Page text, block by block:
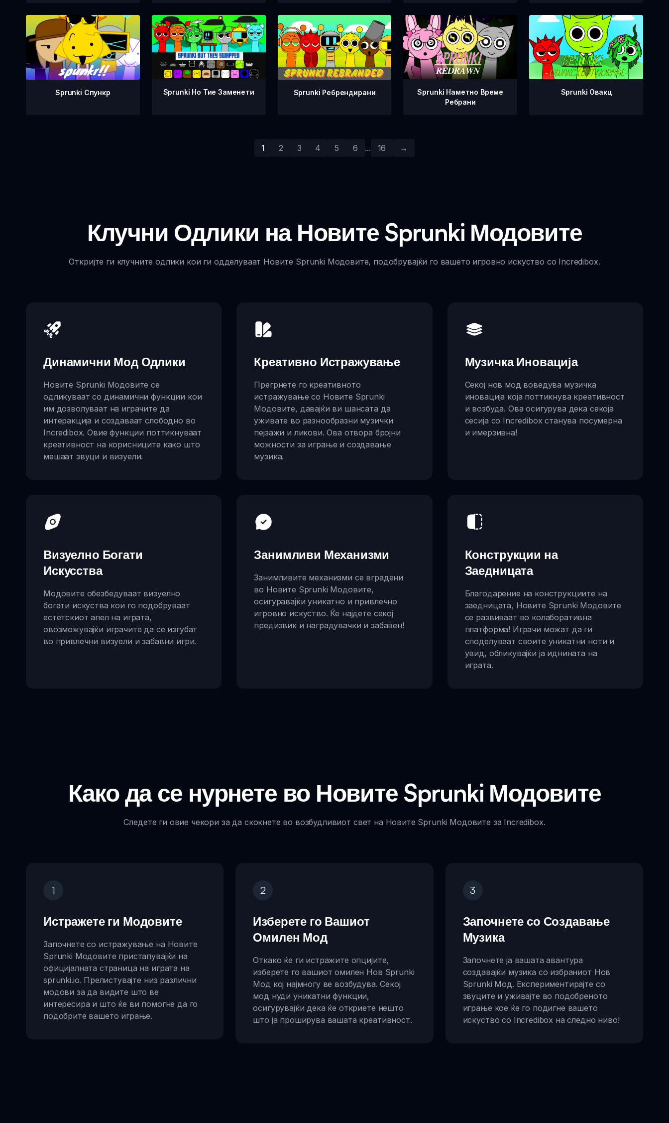
Sprunki Спункр Sprunki Но Тие Заменети Sprunki Ребрендирани
Sprunki Наметно Време
Ребрани
Sprunki Овакц
1 2 3 4 5 6 ... 16 →
Клучни Одлики на Новите Sprunki Модовите
Откријте ги клучните одлики кои ги одделуваат Новите Sprunki Модовите, подобрувајќи го вашето игровно искуство со Incredibox.
Динамични Мод Одлики
Новите Sprunki Модовите се
одликуваат со динамични функции кои
им дозволуваат на играчите да
интеракција и создаваат слободно во
Incredibox. Овие функции поттикнуваат
креативност на корисниците како што
мешаат звуци и визуели.
Креативно Истражување
Прегрнете го креативното
истражување со Новите Sprunki
Модовите, давајќи ви шансата да
уживате во разнообразни музички
пејзажи и ликови. Ова отвора бројни
можности за играње и создавање
музика.
Музичка Иновација
Секој нов мод воведува музичка
иновација која поттикнува креативност
и возбуда. Ова осигурува дека секоја
сесија со Incredibox станува посумерна
и имерзивна!
Визуелно Богати
Искусства
Модовите обезбедуваат визуелно
богати искуства кои го подобруваат
естетскиот апел на играта,
овозможувајќи играчите да се изгубат
во привлечни визуели и забавни игри.
Занимливи Механизми
Занимливите механизми се вградени
во Новите Sprunki Модовите,
осигуравајќи уникатно и привлечно
игровно искуство. Ќе најдете секој
предизвик и наградувачки и забавен!
Конструкции на
Заедницата
Благодарение на конструкциите на
заедницата, Новите Sprunki Модовите
се развиваат во колаборативна
платформа! Играчи можат да ги
споделуваат своите уникатни ноти и
увид, обликувајќи ја иднината на
играта.
Како да се нурнете во Новите Sprunki Модовите
Следете ги овие чекори за да скокнете во возбудливиот свет на Новите Sprunki Модовите за Incredibox.
1
Истражете ги Модовите
Започнете со истражување на Новите
Sprunki Модовите пристапувајќи на
официјалната страница на играта на
sprunki.io. Прелистувајте низ различни
модови за да видите што ве
интересира и што ќе ви помогне да го
подобрите вашето играње.
2
Изберете го Вашиот
Омилен Мод
Откако ќе ги истражите опцијите,
изберете го вашиот омилен Нов Sprunki
Мод кој најмногу ве возбудува. Секој
мод нуди уникатни функции,
осигурувајќи дека ќе откриете нешто
што ја проширува вашата креативност.
3
Започнете со Создавање
Музика
Започнете ја вашата авантура
создавајќи музика со избраниот Нов
Sprunki Мод. Експериментирајте со
звуците и уживајте во подобреното
играње кое ќе го подигне вашето
искуство со Incredibox на следно ниво!